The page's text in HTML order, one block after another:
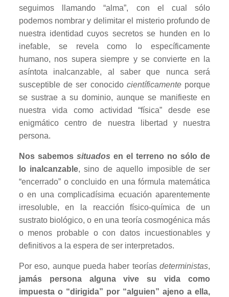
seguimos llamando “alma”, con el cual sólo
podemos nombrar y delimitar el misterio profundo de
nuestra identidad cuyos secretos se hunden en lo
inefable, se revela como lo específicamente
humano, nos supera siempre y se convierte en la
asíntota inalcanzable, al saber que nunca será
susceptible de ser conocido científicamenteporque
se sustrae a su dominio, aunque se manifieste en
nuestra vida como actividad “física” desde ese
enigmático centro de nuestra libertad y nuestra
persona.
Nos sabemos situados en el terreno no sólo de
lo inalcanzable, sino de aquello imposible de ser
“encerrado” o concluido en una fórmula matemática
o en una complicadísima ecuación aparentemente
irresoluble, en la reacción físico-química de un
sustrato biológico, o en una teoría cosmogénica más
o menos probable o con datos incuestionables y
definitivos a la espera de ser interpretados.
Por eso, aunque pueda haber teoríasdeterministas,
jamás persona alguna vive su vida como
impuesta o “dirigida” por “alguien” ajeno a ella,